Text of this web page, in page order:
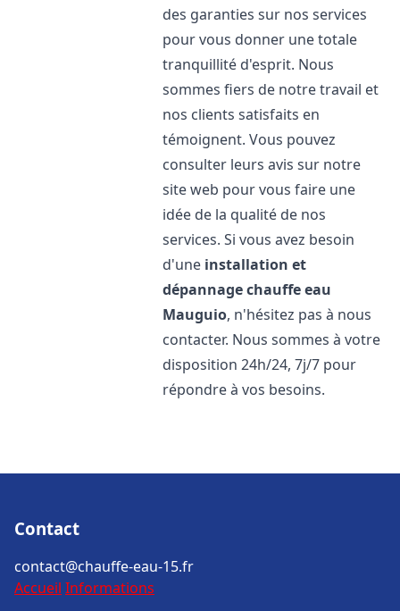
des garanties sur nos services
pour vous donner une totale
tranquillité d'esprit. Nous
sommes fiers de notre travail et
nos clients satisfaits en
témoignent. Vous pouvez
consulter leurs avis sur notre
site web pour vous faire une
idée de la qualité de nos
services. Si vous avez besoin
d'une installation et
dépannage chauffe eau
Mauguio, n'hésitez pas à nous
contacter. Nous sommes à votre
disposition 24h/24, 7j/7 pour
répondre à vos besoins.
Contact
contact@chauffe-eau-15.fr
Accueil Informations